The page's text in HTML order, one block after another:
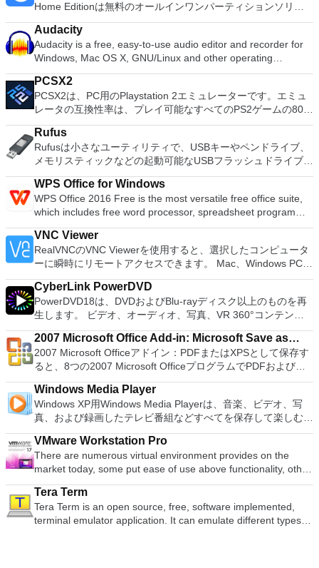
Home Editionは無料のオールインワンパーティションソリュ
ーションおよびディスク管理ユーティリティです。パーティシ
ョンの拡張（特にシステムドライブ用）、ディスク領域の管
理、MBRおよびGUIDパーティションテーブル（GPT）ディス
クのディスク領域不足の問題の解決を可能にします。 パーテ
ィションのサイズ変更/移動システムドライブを拡張するディ
スクとパーティションをコピーパーティションをマージ分割パ
ーティション空き領域を再分配するダイナミックディスクの変
換パーティションを回復する
Audacity
Audacity is a free, easy-to-use audio editor and recorder for
Windows, Mac OS X, GNU/Linux and other operating
systems. You can use Audacity to: Record live audio. Convert
tapes and records into digital recordings or CDs. Edit Ogg
Vorbis, MP3, WAV or AIFF sound files. Cut, copy, splice or mix
sounds together. Change the speed or pitch of a recording.
Add new effects with LADSPA plug-ins. And more!
PCSX2
PCSX2は、PC用のPlaystation 2エミュレーターです。エミュ
レータの互換性率は、プレイ可能なすべてのPS2ゲームの80％
以上を誇っています。かなり強力なコンピューターを所有して
いる場合、PCSX2は優れたエミュレーターです。また、この
アプリケーションはローエンドコンピューターのサポートも提
供するため、Playstation 2コンソールのすべての所有者は、
PCで動作するゲームを見ることができます。 PCSX2エミュレ
ーターを使用すると、PS2コントローラーを使用して、本物の
プレイステーション体験をシミュレートできます。このアプリ
ケーションでは、ディスクからゲームを直接実行することも、
ハードドライブからISOイメージとして実行することもできま
す。 主な機能は次のとおりです。 Savestates：ボタンを1つ
押すだけで、ゲームの現在の「状態」を保存できます。 無制
限のメモリーカード：好きなだけメモリーカードを保存でき、
8MBから64MBまでの単一の物理カードに制限されなくなりま
した。 高解像度グラフィックス：PCSX2を使用すると、
1080pまたは4K HDでゲームをプレイできます。 全体とし
ゲームを高い精度でエミュレートでき、Windowsとエミュレ
ーターを切り替えることができます。欠点は、高速ゲームに苦
労し、時々フリーズまたはクラッシュすることです。* PCSX2
を使用するには、コンソールから抽出できるPlaystation 2
BIOSが必要です。
Rufus
Rufusは小さなユーティリティで、USBキーやペンドライブ、
メモリスティックなどの起動可能なUSBフラッシュドライブを
フォーマットおよび作成できます。 Rufusは、次のシナリオで
役立ちます。 Windows、Linux、およびUEFI用の起動可能な
ISOからUSBインストールメディアを作成する必要がある場
合。 OSがインストールされていないシステムで作業する必要
がある場合。 BIOSまたはその他のファームウェアをDOSから
フラッシュする必要がある場合。 低レベルのユーティリティ
を実行する必要がある場合。 Rufusは次の* ISOで動作しま
す：Arch Linux、Archbang、BartPE / pebuilder、CentOS、
Damn Small Linux、Fedora、FreeDOS、Gentoo、
gNewSense、Hiren&#39;s Boot CD、LiveXP、Knoppix、
Kubuntu、Linux Mint、NT Password Registry Editor、
OpenSUSE、Parted Magic、Slackware、Tails、Trinity
Rescue Kit、Ubuntu、Ultimate Boot CD、Windows XP（SP2
以降）、Windows Server 2003 R2、Windows Vista、
Windows 7、Windows 8。 *このリストは完全ではありませ
ア語、マレーシア語、セシュティナ、ダンスク、ドイツ語、英
語、スペイン語、フランス語、フルバツキー、イタリア語、ラ
トヴィエシュ、リエトゥビウ、マジャール、オランダ、ノルス
ク、ポルスキ、ポルトガル、ポルトガル、スロヴェンスキー、
スロベンツキー、スロヴェンスキーSrpski、Suomi、
Svenska、Türkçe。
WPS Office for Windows
WPS Office 2016 Free is the most versatile free office suite,
which includes free word processor, spreadsheet program
and presentation maker. With these three programs you will
easily be able to deal with any office related tasks. WPS
Office 2016 Free has multiple language support for English,
French, German, Spanish, Portuguese,Russian and Polish
languages. To switch between languages requires only a
single click! Despite being a free suite, WPS Office comes
with many innovative features, such as the paragraph
adjustment tool and multiple tabbed feature. It also has a PDF
converter, spell check and word count feature. WPS Office
2016 Personal Edition supports switching language UI,File
Roaming and Docer online templates. Key features include:
Writer Efficient word processor. Presentation Multimedia
presentations creator. Spreadsheets Powerful tool for data
processing and analysis. 100% compatible with MS Office
document file types (.docx, .pptx, .xlsx, etc.). Thousands of
support (iOS and Android). WPS Cloud Storage included.
Although it is a free suite, WPS Office 2016 Free comes with
many innovative features, including a useful a paragraph
adjustment tool int he Writer program. It has an Office to PDF
converter, automatic spell checking and word count features.
It also has some neat tools such as the Watermark in
document, and converting PowerPoint to Word document
VNC Viewer
RealVNCのVNC Viewerを使用すると、選択したコンピュータ
ーに瞬時にリモートアクセスできます。 Mac、Windows PC、
またはLinuxマシン、世界中のどこからでも。 VNC Viewerを
使用すると、コンピューターのデスクトップを表示したり、コ
ンピューターの前に直接座っているかのようにマウスとキーボ
ードを制御したりできます。 VNC Viewerは、インストールと
使用が簡単です。制御したいデバイスでインストーラーを実行
し、指示に従ってください。オプションで、Windowsでのリ
モート展開に使用可能なMSIがあります。デスクトッププラッ
トフォームにVNC Viewerをインストールする権限がない場合
は、スタンドアロンオプションを選択する必要があります。
主な機能は次のとおりです。 クラウドサービスを介してVNC
Connectを実行しているコンピューターに接続します。 Apple
Screen Sharing（ARD）などのサードパーティ製のVNC互換
ソフトウェアを実行しているコンピューターに直接接続しま
す。 各デバイスでVNC Viewerにサインインして、すべてのデ
バイス間の接続をバックアップおよび同期します。 仮想キー
の高度なキーが含まれています。 Bluetoothキーボードのサポ
ート。 VNC Connectサブスクリプションには、無料、有料、
試用の3つのバージョンがあります。 制御する必要のあるマシ
CyberLink PowerDVD
PowerDVD18は、DVDおよびBlu-rayディスク以上のものを再
生します。 ビデオ、オーディオ、写真、VR 360°コンテン
ツ、さらにはYouTubeやVimeoにとっても、PowerDVD18は重
要なエンターテイメントの仲間です。 Ultra HD HDR TVとサ
ラウンドサウンドシステムの可能性を解き放ち、360°ビデオ
の増え続けるコレクションへのアクセスで仮想世界に没頭する
か、PCまたはラップトップでの比類のない再生サポートと独
自の強化により、どこにいても簡単にリラックスできます。
新機能は次のとおりです。 4K DHR向けに最適化 Ultra HD
Blu-ray、4K、HEVC / H.265およびHDR10コンテンツをサポー
ト全画面モードで21：9モニターで2.35：1の映画を見る常時
オンのミニビューでYouTubeライブを見る YouTubeおよび
Vimeoで4K HDRおよび360ビデオを再生 VRエクスペリエンス
の向上：Microsoft Mixed Realityヘッドセット、HTC、VIVE、
およびOculus Riftをサポート Fire TVとキャストのサポート
注：これは商用トライアルです。
2007 Microsoft Office Add-in: Microsoft Save as
PDF or XPS
2007 Microsoft Officeアドイン：PDFまたはXPSとして保存す
ると、8つの2007 Microsoft OfficeプログラムでPDFおよび
XPS形式にエクスポートして保存できます。このツールを使用
すると、これらのプログラムのサブセットでPDF形式および
XPS形式の電子メール添付ファイルとして送信することもでき
ます（特定の機能はプログラムによって異なります）。 この
ダウンロードは、次のOfficeプログラムで動作します。
Microsoft Office Access 2007。 Microsoft Office Excel 2007。
Microsoft Office InfoPath 2007。 Microsoft Office OneNote
2007。 Microsoft Office PowerPoint 2007。 Microsoft Office
Publisher 2007。 Microsoft Office Visio 2007。 Microsoft
Office Word 2007。 2007 Microsoft Officeプログラムのこの
Microsoft Save as PDFまたはXPSアドインは、2007 Microsoft
Office systemソフトウェアの補足条項であり、2007 Microsoft
Windows Media Player
Windows XP用Windows Media Playerは、音楽、ビデオ、写
真、および録画したテレビ番組などすべてを保存して楽しむ最
適な機能を搭載しています。 再生、表示、外出先で楽しむた
めのポータブル デバイスとの同期、さらには家中のデバイス
との共有も、すべて1か所で行えます。 シンプルなデザイン -
まったく新しい外観でデジタル エンターテイメントを楽しめ
ます。 大好きな音楽をより多く - デジタル音楽体験がさらに
楽しくなります。 エンターテイメントをすべて1つの場所に -
音楽、ビデオ、写真、録画したテレビ番組をすべて保存して楽
しめます。 どこでも楽しめる - どこにいても音楽、ビデオ、
VMware Workstation Pro
There are numerous virtual environment provides on the
market today, some put ease of use above functionality, other
place integration above stability. VMware Workstation Pro is
the easiest to use, the fastest and the most reliable app when
it comes to evaluating a new OS, or new software apps and
patches, in an isolated and safe virtualized environment. Key
Tera Term
Tera Term is an open source, free, software implemented,
terminal emulator application. It can emulate different types of